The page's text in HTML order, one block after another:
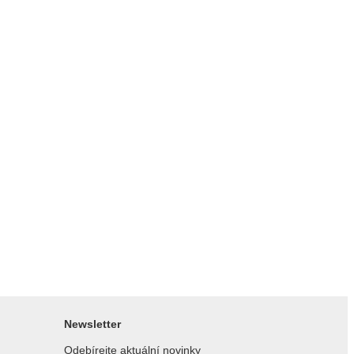
Newsletter
Odebírejte aktuální novinky